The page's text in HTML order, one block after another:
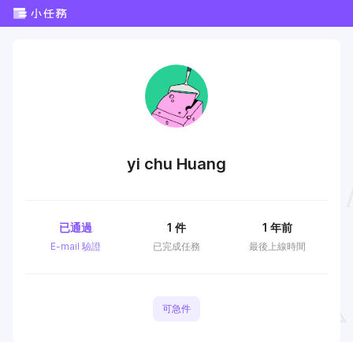
yi chu Huang
E-mail 驗證
已通過
已完成任務
1 件
最後上線時間
1 年前
可急件